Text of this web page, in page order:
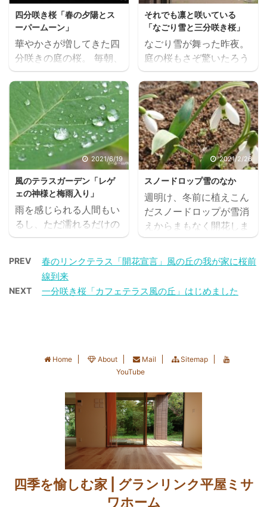
んでみたが、ロースタイ
ルの「ちようどいい」を
実現した地味にいいウッ
ドテーブルが、我が家の
リンクテラスにぴったり
と馴染んでくれている。
DODジミニーS コンパク
トな組立て式で片付けや
収納が簡単なのもいい。
スゴイッス同様にキャリ
ーバッグも付いてきた。
組み立ても簡単。 まず脚
部フレームを組み立て。
DO ...
取り戻せます様に。 私も
自分に出来る限りのこと
をしながら、微力ながら
応援と恩返しをさせてい
ただきたいと思います。
さてさて、７月後半より
夏のビッグイベント！フ
ジロックや一条工務店の
宿泊体験会や夏祭り花火
大会やらで連日忙しなく
過ごしております あいす
家ですが、過去の記事の
振り返り投稿と並行 ...
四分咲き桜「春の夕陽とス
ーパームーン」
華やかさが増してきた四
分咲きの庭の桜。 毎朝、
元気をもらって出勤。 桜
2020.4.7 仕事終わり、
今日こそはと向かった丘
の上。 昨日は日没に間に
合いました。 春の夕陽
2020.4.7 波音が木霊し
ている。 鳥達の声と打ち
寄せる波が重なって、そ
こに私の鼓動が調和して
いく。 春の夕陽
2020.4.7 よく晴れ渡っ
ていても、最後の一瞬ま
そらく年に数回。 春にそ
の瞬間に会えるなんて、
なんてレアだろう。 日本
それでも凛と咲いている
「なごり雪と三分咲き桜」
なごり雪が舞った昨夜。
庭の桜もさぞ驚いたろう
が、それでも凛と咲いて
いる。 桜 2020.4.6 新人
鶯君も元気に声を張って
いるね。 朝から頭が下が
る想い。 幸い、私は仕事
もできる。 温かいご飯も
いただける。 愛する家族
と共にある。 当たり前で
はないこの日常に、感謝
を忘れてはいけない。 こ
の一週間も精一杯生きよ
う。 なんて、ちょっと言
はそんなことを考えてい
分咲きです。 スポンサー
2021/6/19
風のテラスガーデン「レゲ
ェの神様と梅雨入り」
雨を感じられる人間もい
るし、ただ濡れるだけの
奴らもいる。 Some
Others just get wet. レ
ゲェの神様 Bob
Marley（ボブ・マーリ
く昨日梅雨入りした新
潟。 朝からの雨が止んで
リーの葉がちょうど器の
よう。 ジューンベリー
2021.6.19 私も雨を感じ
られる心ゆたかな人間で
いたい。 スポンサーリ
ンク ランキングに参加し
ています ご訪問 ...
2021/2/26
スノードロップ雪のなか
週明け、冬前に植えこん
だスノードロップが雪消
えからまもなく開花しま
した。 よく観察すると短
い内花被に緑のハート模
様があるんですね。 恥ず
く姿も可憐で、はじめて
の真ん中でふたたび雪。
あっという間に銀世界に
してしまったスノードロ
ップを気に掛けている
と、翌日雪の中から顔を
だしました。 しかも、新
芽まで。 こんなに小さな
からだで、なんて強いん
だろう。 スポンサーリ
ンク ランキングに参加し
PREV
春のリンクテラス「開花宣言」風の丘の我が家に桜前
線到来
NEXT 一分咲き桜「カフェテラス風の丘」はじめました
Home About Mail
Sitemap
YouTube
四季を愉しむ家 | グランリンク平屋ミサ
ワホーム